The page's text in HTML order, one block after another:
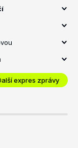
expres zprávy